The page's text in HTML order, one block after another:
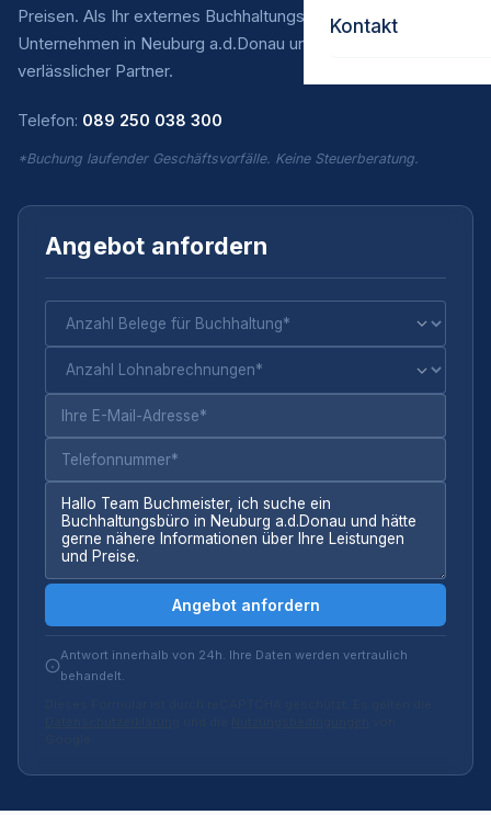
Kontakt
Preisen. Als Ihr externes Buchhaltungsbüro sind wir für
Unternehmen in Neuburg a.d.Donau und ganz Bayern Ihr
verlässlicher Partner.
Telefon: 089 250 038 300
*Buchung laufender Geschäftsvorfälle. Keine Steuerberatung.
Angebot anfordern
Angebot anfordern
Antwort innerhalb von 24h. Ihre Daten werden vertraulich
behandelt.